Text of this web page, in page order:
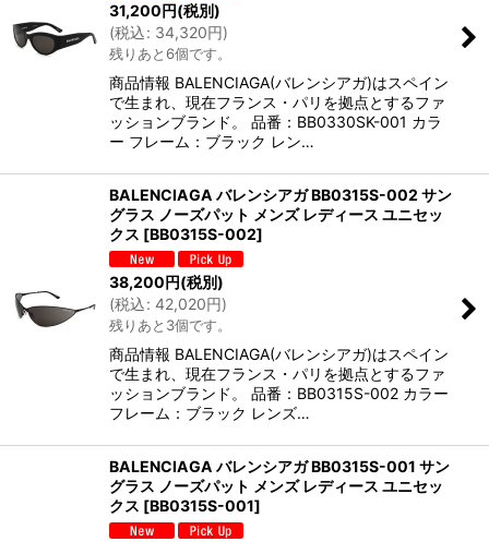
31,200円(税別)
(税込: 34,320円)
残りあと6個です。
商品情報 BALENCIAGA(バレンシアガ)はスペイン
で生まれ、現在フランス・パリを拠点とするファ
ッションブランド。 品番：BB0330SK-001 カラ
ー フレーム：ブラック レン…
BALENCIAGA バレンシアガ BB0315S-002 サン
グラス ノーズパット メンズ レディース ユニセッ
クス [BB0315S-002]
38,200円(税別)
(税込: 42,020円)
残りあと3個です。
商品情報 BALENCIAGA(バレンシアガ)はスペイン
で生まれ、現在フランス・パリを拠点とするファ
ッションブランド。 品番：BB0315S-002 カラー
フレーム：ブラック レンズ…
BALENCIAGA バレンシアガ BB0315S-001 サン
グラス ノーズパット メンズ レディース ユニセッ
クス [BB0315S-001]